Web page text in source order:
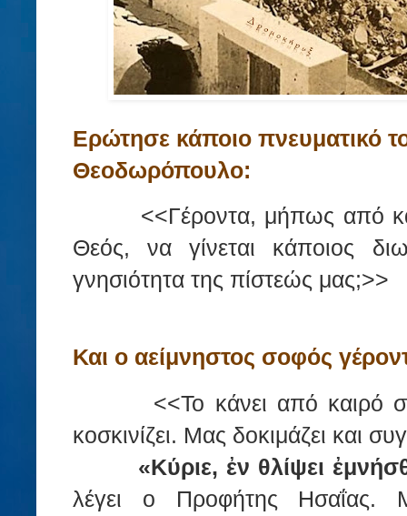
Ερώτησε κάποιο πνευματικό
Θεοδωρόπουλο:
<<Γέροντα, μήπως από
Θεός, να γίνεται κάποιος
γνησιότητα της πίστεώς μας;>>
Και ο αείμνηστος σοφός
<<Το κάνει από καιρό
κοσκινίζει. Μας δοκιμάζει και
«Κύριε, ἐν θλίψει
λέγει ο Προφήτης Ησαΐας.